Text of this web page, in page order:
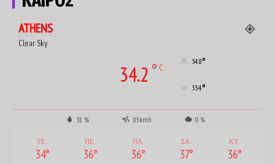
ATHENS
Clear Sky
34.2 ° C 34.8°
33.4°
31 % 8.5kmh 0 %
ΤΕ
34°
ΠΕ
36°
ΠΑ
36°
ΣΑ
37°
ΚΥ
36°